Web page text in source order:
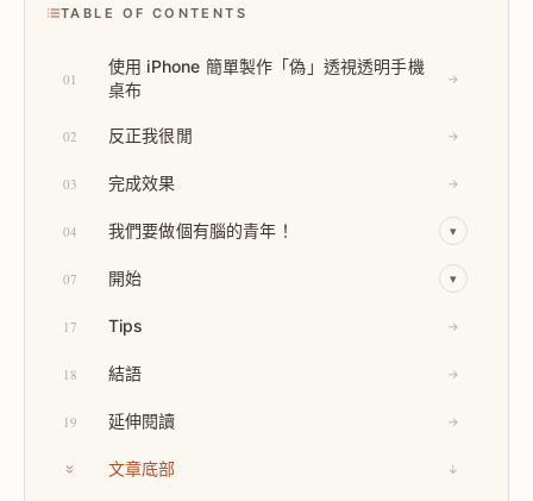
TABLE OF CONTENTS
01
使用 iPhone 簡單製作「偽」透視透明手機
桌布
→
02 反正我很閒 →
03 完成效果 →
04 我們要做個有腦的青年！ ▾
07 開始 ▾
17 Tips →
18 結語 →
19 延伸閱讀 →
文章底部 ↓